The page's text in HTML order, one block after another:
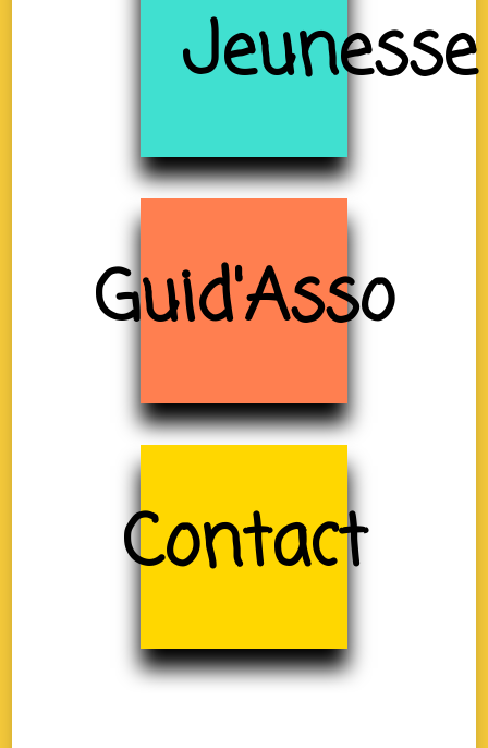
Jeunesse
Guid'Asso
Contact